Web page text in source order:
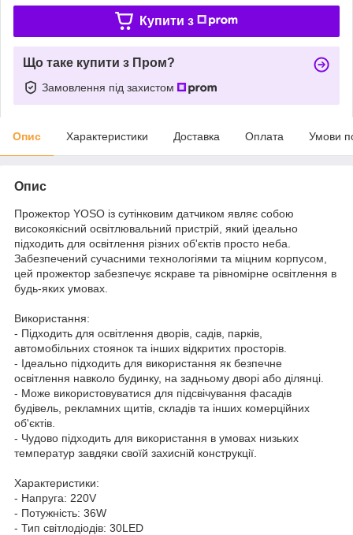
Купити з
Що таке купити з Пром?
Замовлення під захистом
Опис Характеристики Доставка Оплата Умови
Опис
Прожектор YOSO із сутінковим датчиком являє собою
високоякісний освітлювальний пристрій, який ідеально
підходить для освітлення різних об'єктів просто неба.
Забезпечений сучасними технологіями та міцним корпусом,
цей прожектор забезпечує яскраве та рівномірне освітлення в
будь-яких умовах.
Використання:
- Підходить для освітлення дворів, садів, парків,
автомобільних стоянок та інших відкритих просторів.
- Ідеально підходить для використання як безпечне
освітлення навколо будинку, на задньому дворі або ділянці.
- Може використовуватися для підсвічування фасадів
будівель, рекламних щитів, складів та інших комерційних
об'єктів.
- Чудово підходить для використання в умовах низьких
температур завдяки своїй захисній конструкції.
Характеристики:
- Напруга: 220V
- Потужність: 36W
- Тип світлодіодів: 30LED